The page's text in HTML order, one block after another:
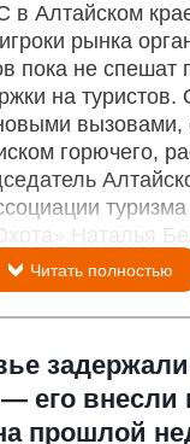
в Алтайском
рынка
пока не спешат
на туристов.
горючего,
Наталья
Читать полностью
его внесли
прошлой